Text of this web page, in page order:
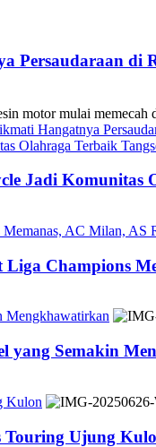
Persaudaraan di
mulai memecah
Hangatnya
Olahraga Terbaik
Jadi Komunitas
AC Milan, AS
Champions
Mengkhawatirkan
yang Semakin
Kulon
Touring Ujung